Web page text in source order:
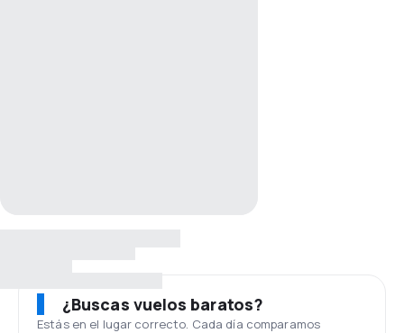
¿Buscas vuelos baratos?
Estás en el lugar correcto. Cada día comparamos